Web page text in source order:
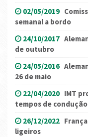
02/05/2019
semanal a bordo
24/10/2017
de outubro
24/05/2016
26 de maio
22/04/2020 IMT
tempos de
26/12/2022
ligeiros